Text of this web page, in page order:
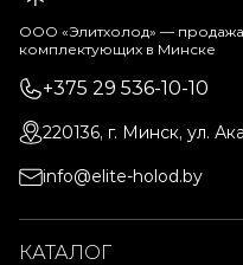
ООО «Элитхолод» ―
комплектующих в Минске
+375 29 536-10-10
220136, г. Минск, ул.
info@elite-holod.by
КАТАЛОГ